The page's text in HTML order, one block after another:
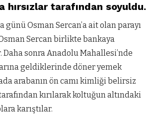
hırsızlar tarafından soyuldu.
günü Osman Sercan’a ait olan parayı
Sercan birlikte bankaya
sonra Anadolu Mahallesi’nde
geldiklerinde döner yemek
arabanın ön camı kimliği belirsiz
kırılarak koltuğun altındaki
karıştılar.